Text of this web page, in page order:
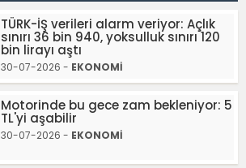
TÜRK-İŞ verileri alarm veriyor: Açlık
sınırı 36 bin 940, yoksulluk sınırı 120
bin lirayı aştı
30-07-2026 - EKONOMİ
Motorinde bu gece zam bekleniyor: 5
TL'yi aşabilir
30-07-2026 - EKONOMİ